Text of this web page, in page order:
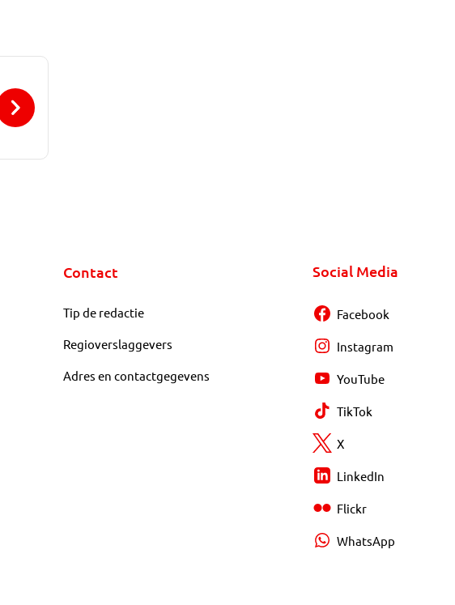
Contact
Tip de redactie
Regioverslaggevers
Adres en contactgegevens
Social Media
Facebook
Instagram
YouTube
TikTok
X
LinkedIn
Flickr
WhatsApp